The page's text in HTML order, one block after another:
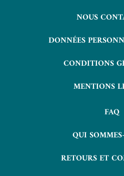
NOUS
DONNÉES
CONDITIONS
MENTIONS
FAQ
QUI
RETOURS ET